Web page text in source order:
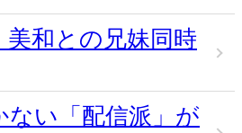
美和との兄妹同時
ない「配信派」が